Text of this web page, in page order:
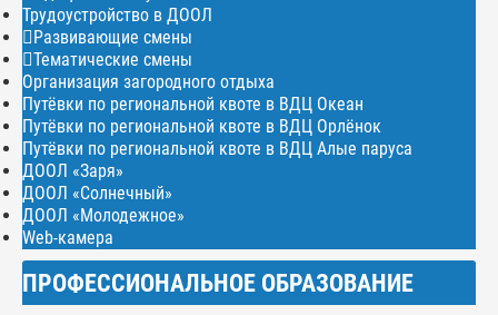
Трудоустройство в ДООЛ
Развивающие смены
Тематические смены
Организация загородного отдыха
Путёвки по региональной квоте в ВДЦ Океан
Путёвки по региональной квоте в ВДЦ Орлёнок
Путёвки по региональной квоте в ВДЦ Алые паруса
ДООЛ «Заря»
ДООЛ «Солнечный»
ДООЛ «Молодежное»
Web-камера
ПРОФЕССИОНАЛЬНОЕ ОБРАЗОВАНИЕ